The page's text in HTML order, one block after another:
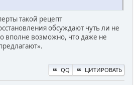
такой рецепт
обсуждают чуть ли не
вполне возможно, что даже не
QQ ЦИТИРОВАТЬ